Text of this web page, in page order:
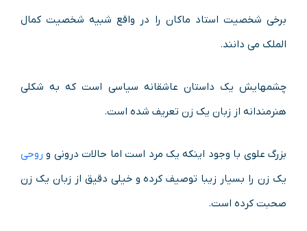
برخی شخصیت استاد ماکان را در واقع شبیه شخصیت کمال
الملک می دانند.
چشمهایش یک داستان عاشقانه سیاسی است که به شکلی
هنرمندانه از زبان یک زن تعریف شده است.
بزرگ علوی با وجود اینکه یک مرد است اما حالات درونی و روحی
یک زن را بسیار زیبا توصیف کرده و خیلی‌ دقیق از زبان یک زن
صحبت کرده است.